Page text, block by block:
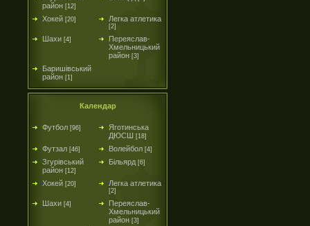
район [12]
Хокей [20] Легка атлетика
[2]
Шахи [4]
Переяслав-
Хмельницький
район [3]
Баришівський
район [1]
Календар
Футбол [96]
Яготинська
ДЮСШ [18]
Футзал [46] Волейбол [4]
Згурівський
район [12]
Більярд [6]
Хокей [20] Легка атлетика
[2]
Шахи [4]
Переяслав-
Хмельницький
район [3]